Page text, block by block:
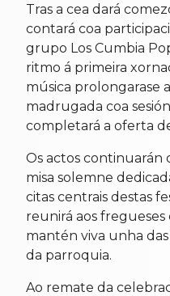
Tras a cea dará
contará coa
grupo Los Cumbia
ritmo á primeira
música prolongarase
madrugada coa
completará a oferta
Os actos continuarán
misa solemne
citas centrais destas
reunirá aos
mantén viva unha
da parroquia.
Ao remate da